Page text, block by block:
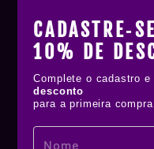
10% DE
Complete o cadastro e
desconto
para a primeira